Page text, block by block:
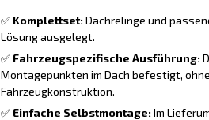
✅ Komplettset:Dachrelinge und
Lösung ausgelegt.
✅ Fahrzeugspezifische Ausführung:
Montagepunkten im Dach befestigt,
Fahrzeugkonstruktion.
✅ Einfache Selbstmontage:Im